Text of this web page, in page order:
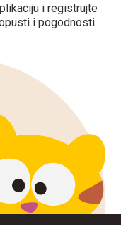
i registrujte
i pogodnosti.